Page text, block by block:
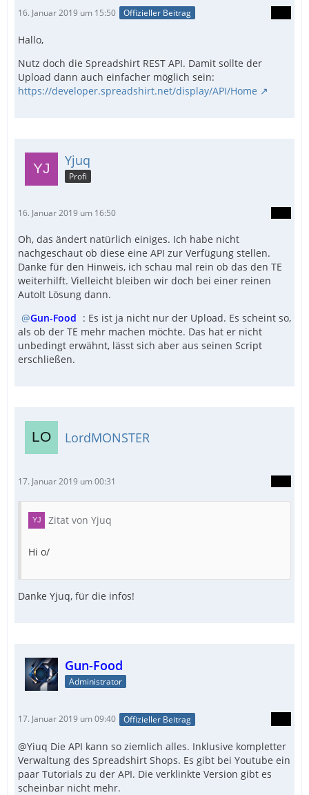
16. Januar 2019 um 15:50 Offizieller Beitrag
Hallo,
Nutz doch die Spreadshirt REST API. Damit sollte der
Upload dann auch einfacher möglich sein:
https://developer.spreadshirt.net/display/API/Home
Yjuq
Profi
16. Januar 2019 um 16:50
Oh, das ändert natürlich einiges. Ich habe nicht
nachgeschaut ob diese eine API zur Verfügung stellen.
Danke für den Hinweis, ich schau mal rein ob das den TE
weiterhilft. Vielleicht bleiben wir doch bei einer reinen
AutoIt Lösung dann.
Gun-Food : Es ist ja nicht nur der Upload. Es scheint so,
als ob der TE mehr machen möchte. Das hat er nicht
unbedingt erwähnt, lässt sich aber aus seinen Script
erschließen.
LordMONSTER
17. Januar 2019 um 00:31
Zitat von Yjuq
Hi o/
Danke Yjuq, für die infos!
Gun-Food
Administrator
17. Januar 2019 um 09:40 Offizieller Beitrag
@Yiuq Die API kann so ziemlich alles. Inklusive kompletter
Verwaltung des Spreadshirt Shops. Es gibt bei Youtube ein
paar Tutorials zu der API. Die verklinkte Version gibt es
scheinbar nicht mehr.